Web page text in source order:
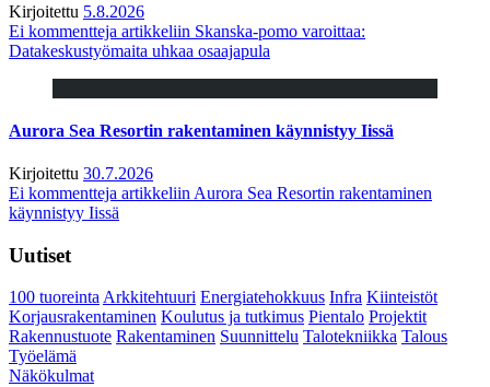
Kirjoitettu 5.8.2026
Ei kommentteja artikkeliin Skanska-pomo varoittaa:
Datakeskustyömaita uhkaa osaajapula
Aurora Sea Resortin rakentaminen käynnistyy Iissä
Kirjoitettu 30.7.2026
Ei kommentteja artikkeliin Aurora Sea Resortin rakentaminen
käynnistyy Iissä
Uutiset
100 tuoreintaArkkitehtuuri Energiatehokkuus Infra Kiinteistöt
Korjausrakentaminen Koulutus ja tutkimus Pientalo Projektit
Rakennustuote Rakentaminen Suunnittelu Talotekniikka Talous
Työelämä
Näkökulmat